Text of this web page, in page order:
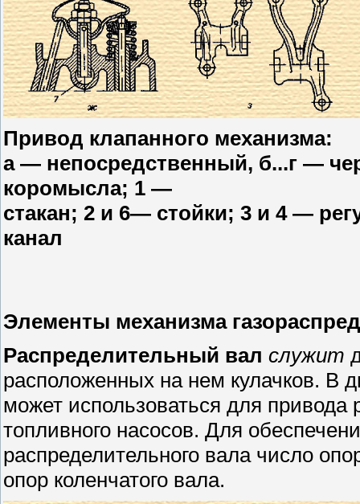
Привод клапанного механизма:
а — непосредственный, б...г —
коромысла; 1 —
стакан; 2 и 6— стойки; 3 и 4 —
канал
Элементы механизма
Распределительный вал служит
расположенных на нем кулачков. В
может использоваться для привода
топливного насосов. Для
распределительного вала число
опор коленчатого вала.